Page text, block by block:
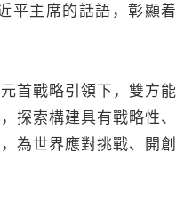
平主席的話語，彰顯着
戰略引領下，雙方能
探索構建具有戰略性、
為世界應對挑戰、開創